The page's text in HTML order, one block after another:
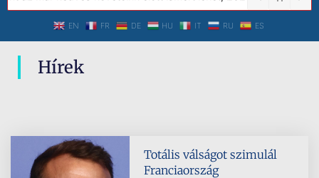
EN FR DE HU IT RU ES
Hírek
Totális válságot szimulál
Franciaország